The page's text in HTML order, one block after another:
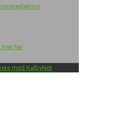
mer här
med KalbyNet